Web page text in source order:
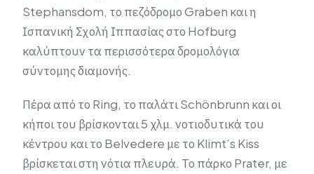
Stephansdom, το πεζόδρομο Graben και η
Ισπανική Σχολή Ιππασίας στο Hofburg
καλύπτουν τα περισσότερα δρομολόγια
σύντομης διαμονής.
Πέρα από το Ring, το παλάτι Schönbrunn και οι
κήποι του βρίσκονται 5 χλμ. νοτιοδυτικά του
κέντρου και το Belvedere με το Klimt’s Kiss
βρίσκεται στη νότια πλευρά. Το πάρκο Prater, με